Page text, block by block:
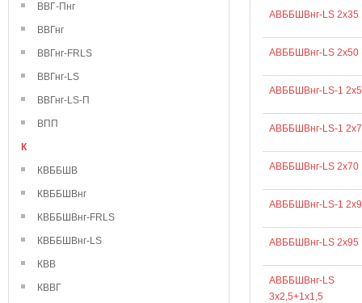
ВВГ-Пнг
ВВГнг
ВВГнг-FRLS
ВВГнг-LS
ВВГнг-LS-П
ВПП
К
КВББШВ
КВББШВнг
КВББШВнг-FRLS
КВББШВнг-LS
КВВ
КВВГ
АВББШВнг-LS 2х35
АВББШВнг-LS 2х50
АВББШВнг-LS-1
АВББШВнг-LS-1
АВББШВнг-LS 2х70
АВББШВнг-LS-1
АВББШВнг-LS 2х95
АВББШВнг-LS
3х2,5+1х1,5